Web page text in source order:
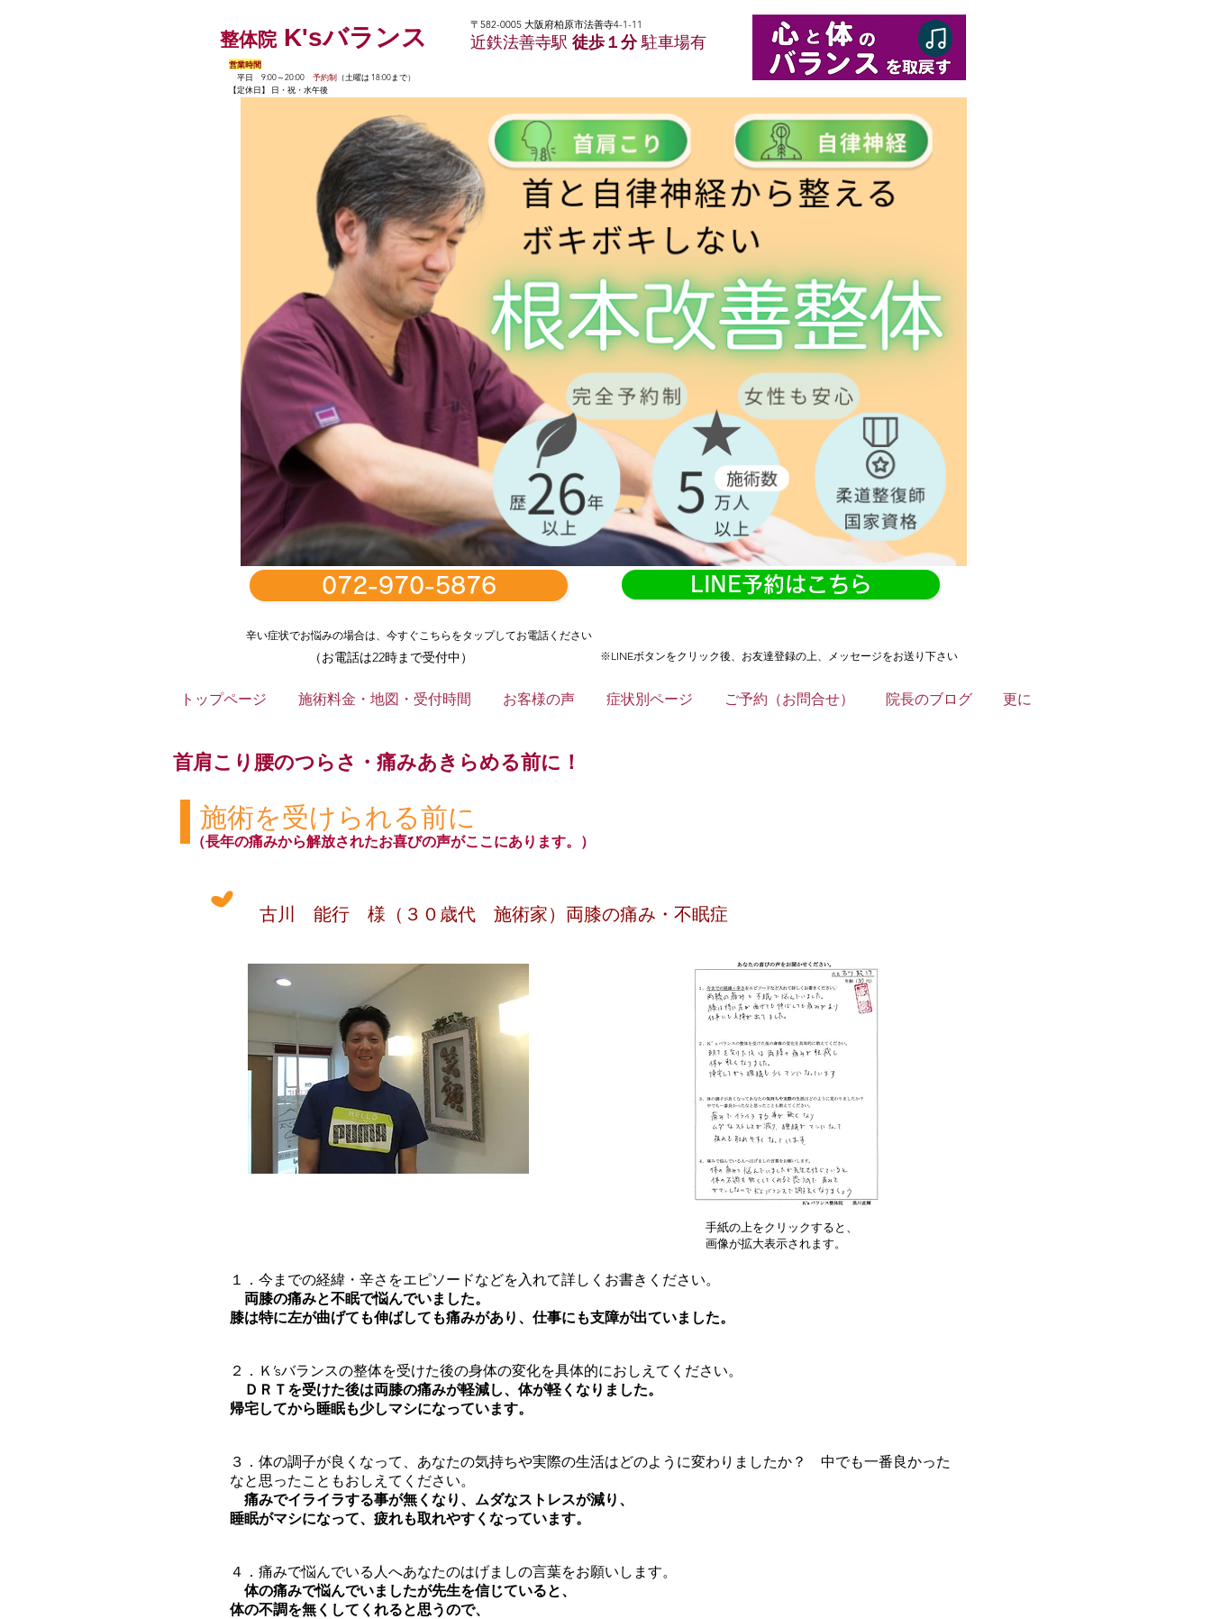
整体院K'sバランス 〒582-0005 大阪府柏原市法善寺4-1-11
近鉄法善寺駅 徒歩１分駐車場有
営業時間
平日 9:00～20:00 予約制 （土曜は 18:00まで）
【定休日】 日・祝・水午後
072-970-5876 LINE予約はこちら
辛い症状でお悩みの場合は、​今すぐこちらをタップしてお電話ください
（お電話は22時まで受付中） ※LINEボタンをクリック後、お友達登録の上、メッセージをお送り下さい
トップページ 施術料金・地図・受付時間 お客様の声 症状別ページ ご予約（お問合せ） 院長のブログ 更に
首肩こり 腰のつらさ・痛みあきらめる前に！
（長年の痛みから解放されたお喜びの声がここにあります。）
施術を受けられる前に
古川 能行 様（３０歳代 施術家）両膝の痛み・不眠症
手紙の上をクリックすると、
画像が拡大表示されます。
１．今までの経緯・辛さをエピソードなどを入れて詳しくお書きください。
両膝の痛みと不眠で悩んでいました。
膝は特に左が曲げても伸ばしても痛みがあり、仕事にも支障が出ていました。
２．Ｋ’sバランスの整体を受けた後の身体の変化を具体的におしえてください。
ＤＲＴを受けた後は両膝の痛みが軽減し、体が軽くなりました。
帰宅してから睡眠も少しマシになっています。
３．体の調子が良くなって、あなたの気持ちや実際の生活はどのように変わりましたか？ 中でも一番良かった
なと思ったこともおしえてください。
痛みでイライラする事が無くなり、ムダなストレスが減り、
睡眠がマシになって、疲れも取れやすくなっています。
４．痛みで悩んでいる人へあなたのはげましの言葉をお願いします。
体の痛みで悩んでいましたが先生を信じていると、
体の不調を無くしてくれると思うので、